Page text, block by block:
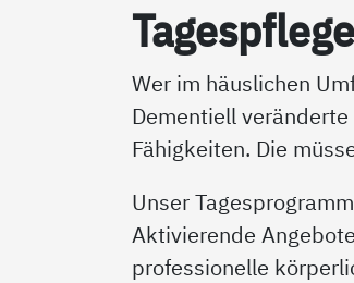
Wer im häuslichen
Dementiell
Fähigkeiten. Die
Unser
Aktivierende
professionelle